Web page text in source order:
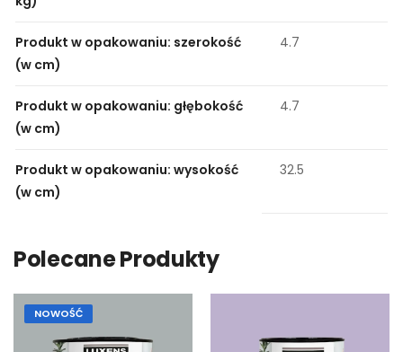
Produkt w opakowaniu: szerokość
(w cm)
4.7
Produkt w opakowaniu: głębokość
(w cm)
4.7
Produkt w opakowaniu: wysokość
(w cm)
32.5
Polecane Produkty
NOWOŚĆ